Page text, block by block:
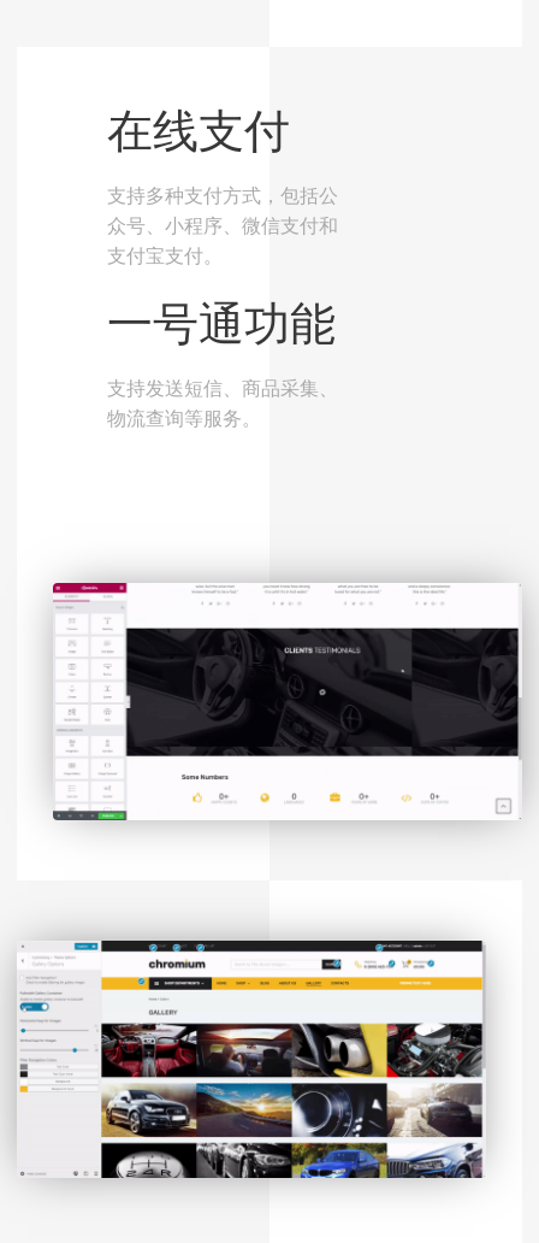
在线支付
支持多种支付方式，包括公
众号、小程序、微信支付和
支付宝支付。
一号通功能
支持发送短信、商品采集、
物流查询等服务。